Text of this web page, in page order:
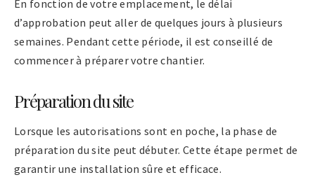
En fonction de votre emplacement, le délai
d’approbation peut aller de quelques jours à plusieurs
semaines. Pendant cette période, il est conseillé de
commencer à préparer votre chantier.
Préparation du site
Lorsque les autorisations sont en poche, la phase de
préparation du site peut débuter. Cette étape permet de
garantir une installation sûre et efficace.